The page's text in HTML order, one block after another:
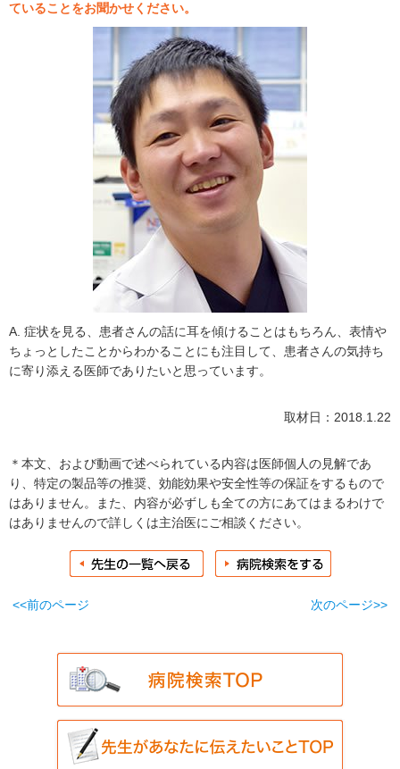
ていることをお聞かせください。
A. 症状を見る、患者さんの話に耳を傾けることはもちろん、表情や
ちょっとしたことからわかることにも注目して、患者さんの気持ち
に寄り添える医師でありたいと思っています。
取材日：2018.1.22
＊本文、および動画で述べられている内容は医師個人の見解であ
り、特定の製品等の推奨、効能効果や安全性等の保証をするもので
はありません。また、内容が必ずしも全ての方にあてはまるわけで
はありませんので詳しくは主治医にご相談ください。
<<前のページ 次のページ>>